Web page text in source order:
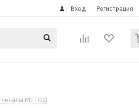
Вход Регистрация
пеналы МЕТОД